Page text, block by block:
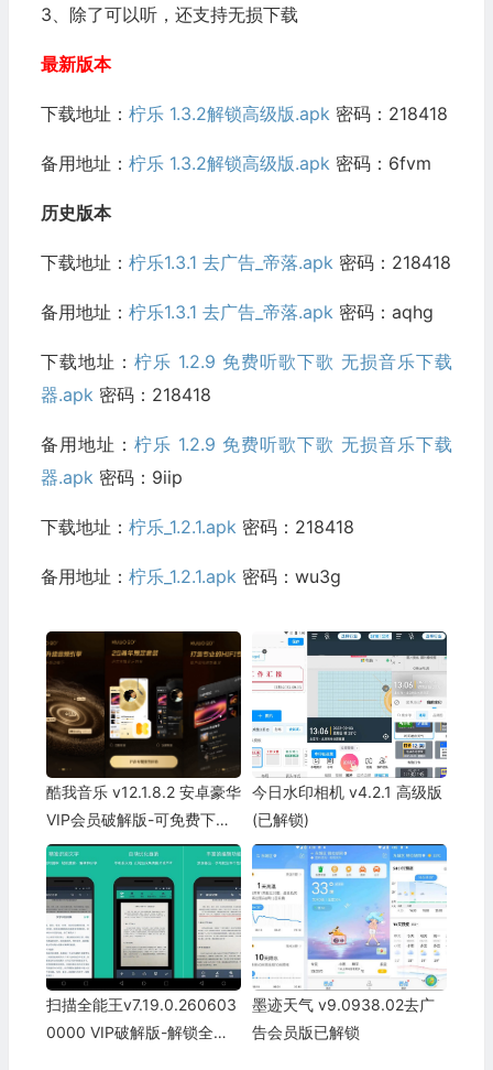
3、除了可以听，还支持无损下载
最新版本
下载地址： 柠乐 1.3.2解锁高级版.apk密码：218418
备用地址： 柠乐 1.3.2解锁高级版.apk密码：6fvm
历史版本
下载地址： 柠乐1.3.1 去广告_帝落.apk密码：218418
备用地址： 柠乐1.3.1 去广告_帝落.apk密码：aqhg
下载地址： 柠乐 1.2.9 免费听歌下歌 无损音乐下载
器.apk密码：218418
备用地址： 柠乐 1.2.9 免费听歌下歌 无损音乐下载
器.apk密码：9iip
下载地址： 柠乐_1.2.1.apk密码：218418
备用地址： 柠乐_1.2.1.apk密码：wu3g
酷我音乐 v12.1.8.2 安卓豪华
VIP会员破解版-可免费下载
高品质无损音乐
今日水印相机 v4.2.1 高级版
(已解锁)
扫描全能王v7.19.0.260603
0000 VIP破解版-解锁全部
墨迹天气 v9.0938.02去广
告会员版已解锁